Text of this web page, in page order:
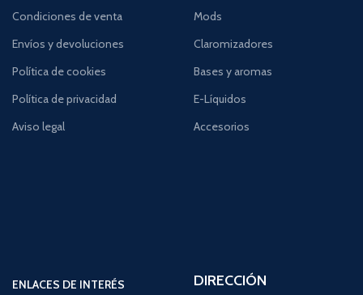
Condiciones de venta
Envíos y devoluciones
Política de cookies
Política de privacidad
Aviso legal
Mods
Claromizadores
Bases y aromas
E-Líquidos
Accesorios
ENLACES DE INTERÉS
DIRECCIÓN